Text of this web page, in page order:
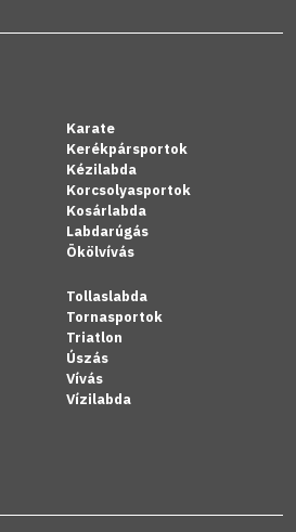
Karate
Kerékpársportok
Kézilabda
Korcsolyasportok
Kosárlabda
Labdarúgás
Ökölvívás
Tollaslabda
Tornasportok
Triatlon
Úszás
Vívás
Vízilabda